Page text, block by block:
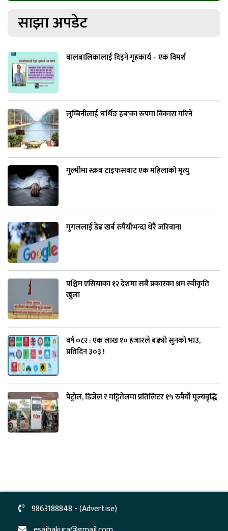
साझा अपडेट
बालबालिकालाई दिइने गृहकार्य – एक विमर्श
लुम्बिनीलाई ‘बर्थिङ हब’का रूपमा विकास गरिने
गुल्मीमा स्क्रब टाइफसबाट एक महिलाको मृत्यु
गुगललाई डेढ खर्ब रुपैयाँभन्दा धेरै जरिवाना
पश्चिम एसियाका १२ देशमा सबै प्रकारका श्रम स्वीकृति
खुला
वर्ष ०८२ : एक लाख १० हजारले बढ्यो सुनको भाउ,
प्रतिदिन ३०३ !
पेट्रोल, डिजेल र मट्टितेलमा प्रतिलिटर १५ रुपैयाँ मूल्यवृद्धि
9863188848 - (Advertise)